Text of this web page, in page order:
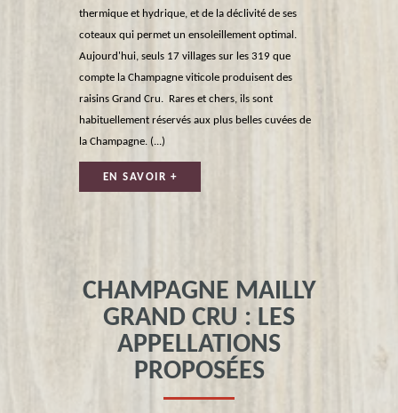
thermique et hydrique, et de la déclivité de ses
coteaux qui permet un ensoleillement optimal.
Aujourd'hui, seuls 17 villages sur les 319 que
compte la Champagne viticole produisent des
raisins Grand Cru. Rares et chers, ils sont
habituellement réservés aux plus belles cuvées de
la Champagne. (...)
EN SAVOIR +
CHAMPAGNE MAILLY
GRAND CRU : LES
APPELLATIONS
PROPOSÉES